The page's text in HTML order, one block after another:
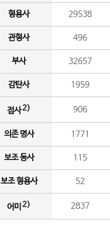
형용사 29538
관형사 496
부사 32657
감탄사 1959
접사2) 906
의존 명사 1771
보조 동사 115
보조 형용사 52
어미 2) 2837